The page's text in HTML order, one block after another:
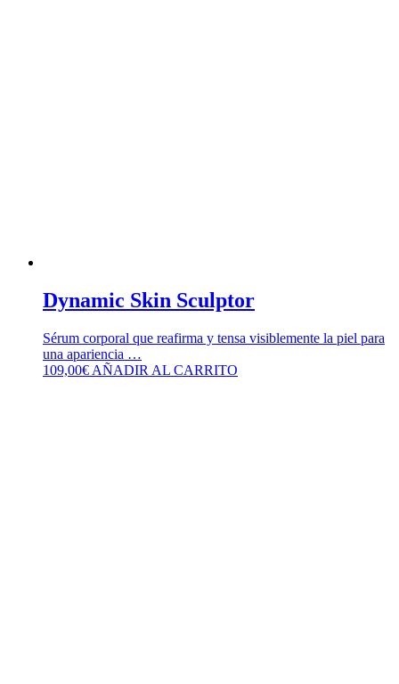
Dynamic Skin Sculptor
Sérum corporal que reafirma y tensa visiblemente la piel para
una apariencia …
109,00€ AÑADIR AL CARRITO